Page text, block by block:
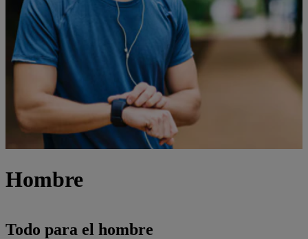
Hombre
Todo para el hombre